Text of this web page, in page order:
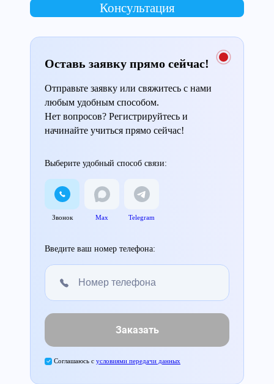
Консультация
Оставь заявку прямо сейчас!
Отправьте заявку или свяжитесь с нами
любым удобным способом.
Нет вопросов? Регистрируйтесь и
начинайте учиться прямо сейчас!
Выберите удобный способ связи:
Звонок Max Telegram
Введите ваш номер телефона:
Заказать
Соглашаюсь с условиями передачи данных